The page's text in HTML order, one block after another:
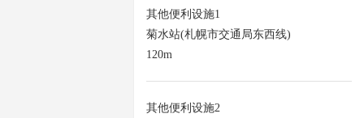
其他便利设施1
菊水站(札幌市交通局东西线)
120m
其他便利设施2